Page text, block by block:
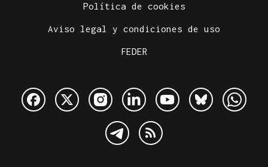
Política de cookies
Aviso legal y condiciones de uso
FEDER